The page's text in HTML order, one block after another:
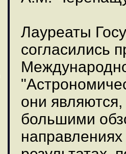
Лауреаты
согласились
они
большими